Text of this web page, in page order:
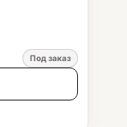
Под заказ